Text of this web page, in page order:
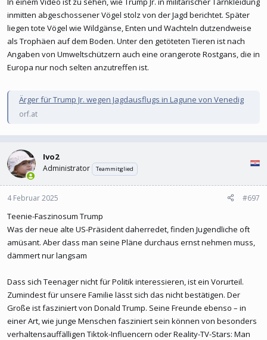
inmitten abgeschossener Vögel stolz von der Jagd berichtet. Später
liegen tote Vögel wie Wildgänse, Enten und Wachteln dutzendweise
als Trophäen auf dem Boden. Unter den getöteten Tieren ist nach
Angaben von Umweltschützern auch eine orangerote Rostgans, die in
Europa nur noch selten anzutreffen ist.
Ärger für Trump Jr. wegen Jagdausflugs in Lagune von Venedig
orf.at
Ivo2
Administrator Teammitglied
4 Februar 2025 #697
Teenie-Faszinosum Trump
Was der neue alte US-Präsident daherredet, finden Jugendliche oft
amüsant. Aber dass man seine Pläne durchaus ernst nehmen muss,
dämmert nur langsam
Dass sich Teenager nicht für Politik interessieren, ist ein Vorurteil.
Zumindest für unsere Familie lässt sich das nicht bestätigen. Der
Große ist fasziniert von Donald Trump. Seine Freunde ebenso – in
einer Art, wie junge Menschen fasziniert sein können von besonders
verhaltensauffälligen Tiktok-Influencern oder Reality-TV-Stars: Man